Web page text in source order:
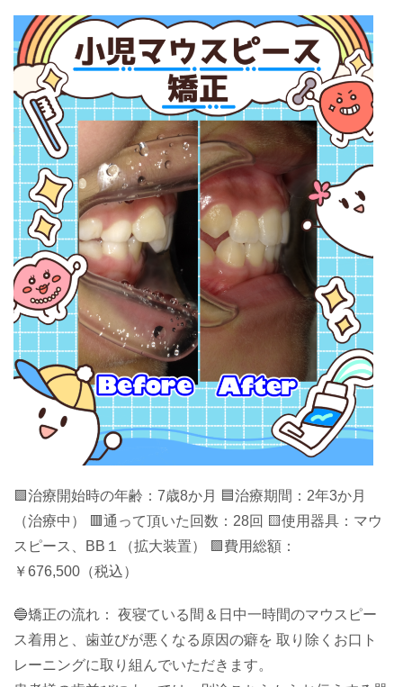
🟩治療開始時の年齢：7歳8か月 🟦治療期間：2年3か月
（治療中） 🟥通って頂いた回数：28回 🟨使用器具：マウ
スピース、BB１（拡大装置） 🟪費用総額：
￥676,500（税込）
🔵矯正の流れ： 夜寝ている間＆日中一時間のマウスピー
ス着用と、歯並びが悪くなる原因の癖を 取り除くお口ト
レーニングに取り組んでいただきます。